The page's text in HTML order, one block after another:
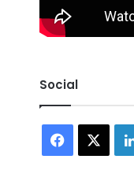
Social
Facebook